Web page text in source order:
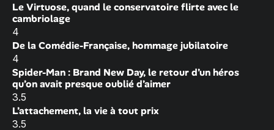
Le Virtuose, quand le conservatoire flirte avec le
cambriolage
4
De la Comédie-Française, hommage jubilatoire
4
Spider-Man : Brand New Day, le retour d’un héros
qu’on avait presque oublié d’aimer
3.5
L’attachement, la vie à tout prix
3.5